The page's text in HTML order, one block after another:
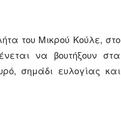
του Μικρού Κούλε, στο
να βουτήξουν στα
σημάδι ευλογίας και